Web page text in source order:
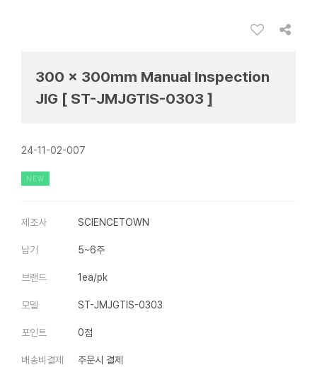
300 x 300mm Manual Inspection
JIG [ ST-JMJGTIS-0303 ]
24-11-02-007
NEW
제조사 SCIENCETOWN
납기 5~6주
브랜드 1ea/pk
모델 ST-JMJGTIS-0303
포인트 0점
배송비결제 주문시 결제